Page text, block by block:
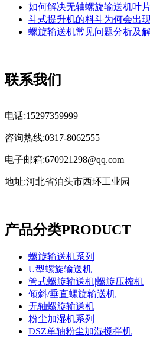
如何解决无轴螺旋输送机叶
斗式提升机的料斗为何会出
螺旋输送机常见问题分析及
联系我们
电话:15297359999
咨询热线:0317-8062555
电子邮箱:670921298@qq.com
地址:河北省泊头市西环工业园
产品分类PRODUCT
螺旋输送机系列
U型螺旋输送机
管式螺旋输送机|螺旋压榨机
倾斜/垂直螺旋输送机
无轴螺旋输送机
粉尘加湿机系列
DSZ单轴粉尘加湿搅拌机